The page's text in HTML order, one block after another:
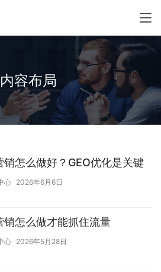
内容布局
销怎么做好？GEO优化是关键
心 2026年6月6日
销怎么做才能抓住流量
心 2026年5月28日